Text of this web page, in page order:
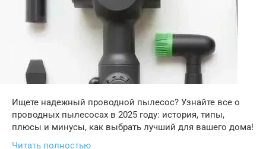
Ищете надежный проводной пылесос? Узнайте все о
проводных пылесосах в 2025 году: история, типы,
плюсы и минусы, как выбрать лучший для вашего дома!
Читать полностью